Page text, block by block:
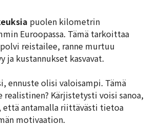
puolen kilometrin
Euroopassa. Tämä tarkoittaa
reistailee, ranne murtuu
ja kustannukset kasvavat.
ennuste olisi valoisampi. Tämä
Kärjistetysti voisi sanoa,
että antamalla riittävästi tietoa
motivaation.